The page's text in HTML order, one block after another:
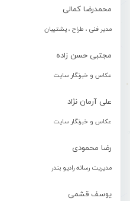
محمدرضا کمالی
مدیر فنی ، طراح ، پشتیبان
مجتبی حسن زاده
عکاس و خبرنگار سایت
علی آرمان نژاد
عکاس و خبرنگار سایت
رضا محمودی
مدیریت رسانه رادیو بندر
یوسف قشمی